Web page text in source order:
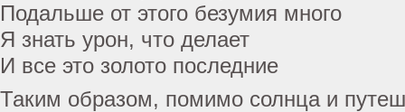
Подальше от этого безумия много
Я знать урон, что делает
И все это золото последние
Таким образом, помимо солнца и